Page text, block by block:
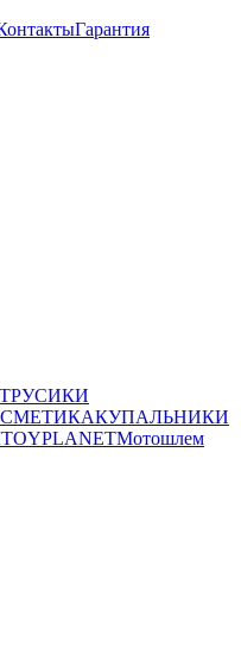
Гарантия
ТРУСИКИ
КУПАЛЬНИКИ
TOYPLANETМотошлем